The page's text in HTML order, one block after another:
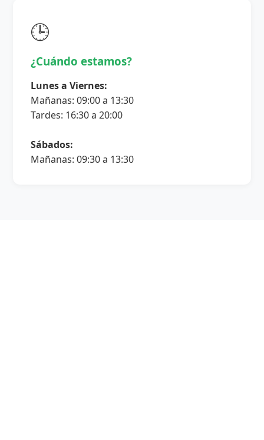
🕒
¿Cuándo estamos?
Lunes a Viernes:
Mañanas: 09:00 a 13:30
Tardes: 16:30 a 20:00
Sábados:
Mañanas: 09:30 a 13:30